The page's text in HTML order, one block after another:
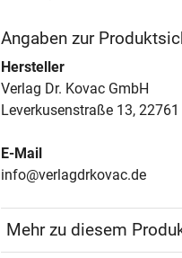
Angaben zur
Hersteller
Verlag Dr. Kovac GmbH
Leverkusenstraße 13,
E-Mail
info@verlagdrkovac.de
Mehr zu diesem